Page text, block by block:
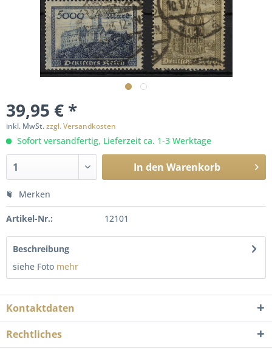
39,95 € *
inkl. MwSt.zzgl. Versandkosten
Sofort versandfertig, Lieferzeit ca. 1-3 Werktage
In den Warenkorb
Merken
Artikel-Nr.: 12101
Beschreibung
siehe Foto mehr
Kontaktdaten
Rechtliches